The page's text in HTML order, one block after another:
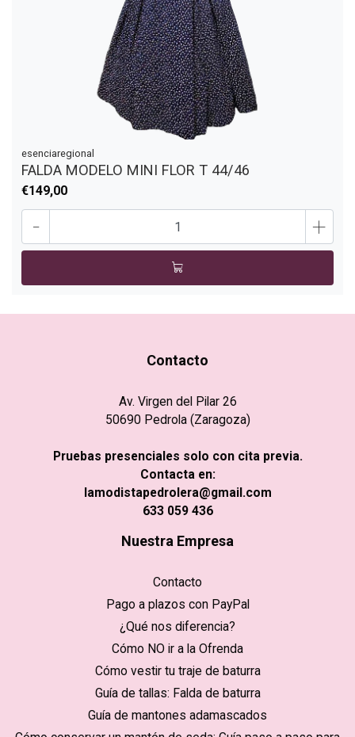
esenciaregional
FALDA MODELO MINI FLOR T 44/46
€149,00
- +
Contacto
Av. Virgen del Pilar 26
50690 Pedrola (Zaragoza)
Pruebas presenciales solo con cita previa.
Contacta en:
lamodistapedrolera@gmail.com
633 059 436
Nuestra Empresa
Contacto
Pago a plazos con PayPal
¿Qué nos diferencia?
Cómo NO ir a la Ofrenda
Cómo vestir tu traje de baturra
Guía de tallas: Falda de baturra
Guía de mantones adamascados